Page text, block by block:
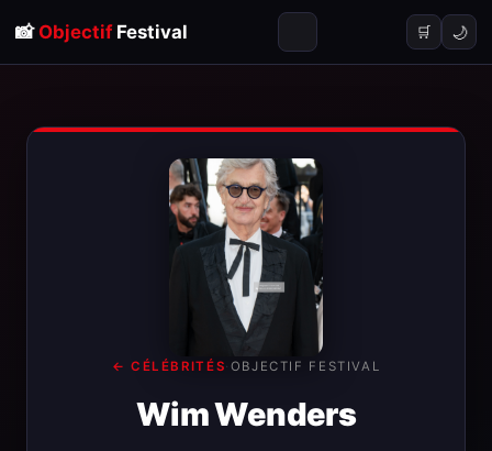
📸 ObjectifFestival 🛒 🌙
← CÉLÉBRITÉS· OBJECTIF FESTIVAL
Wim Wenders